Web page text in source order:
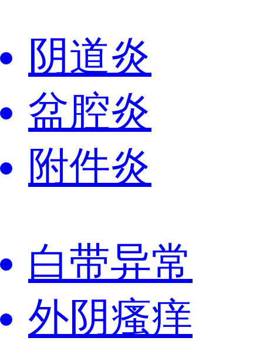
阴道炎
盆腔炎
附件炎
白带异常
外阴瘙痒